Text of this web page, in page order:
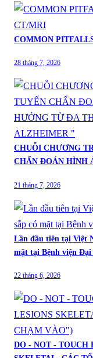
COMMON
28 tháng 7, 2026
CHUỖI CHƯƠNG
CHẨN ĐOÁN HÌNH ẢNH 2026 CHỦ ĐỀ 1 "
21 tháng 7, 2026
Lần đầu tiên tại Việt
mặt tại Bệnh viện Đại
22 tháng 6, 2026
DO - NOT - TOUCH